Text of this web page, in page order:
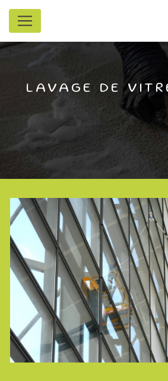
Panneau de gestion des cookies
LAVAGE DE